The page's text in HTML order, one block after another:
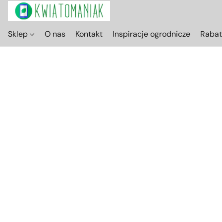
Sklep O nas Kontakt Inspiracje ogrodnicze